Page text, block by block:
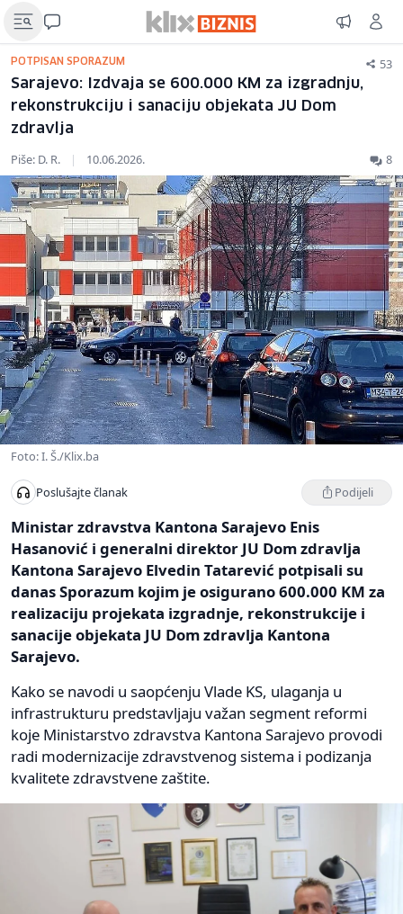
POTPISAN SPORAZUM 53
Sarajevo: Izdvaja se 600.000 KM za izgradnju,
rekonstrukciju i sanaciju objekata JU Dom
zdravlja
Piše: D. R. | 10.06.2026. 8
Foto: I. Š./Klix.ba
Poslušajte članak Podijeli
Ministar zdravstva Kantona Sarajevo Enis
Hasanović i generalni direktor JU Dom zdravlja
Kantona Sarajevo Elvedin Tatarević potpisali su
danas Sporazum kojim je osigurano 600.000 KM za
realizaciju projekata izgradnje, rekonstrukcije i
sanacije objekata JU Dom zdravlja Kantona
Sarajevo.
Kako se navodi u saopćenju Vlade KS, ulaganja u
infrastrukturu predstavljaju važan segment reformi
koje Ministarstvo zdravstva Kantona Sarajevo provodi
radi modernizacije zdravstvenog sistema i podizanja
kvalitete zdravstvene zaštite.